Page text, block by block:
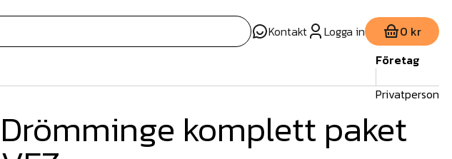
Kontakt Logga in 0 kr
Företag
Privatperson
Drömminge komplett paket